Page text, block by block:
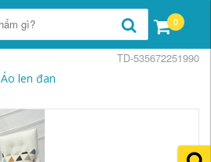
0
Áo len đan
TD-535672251990